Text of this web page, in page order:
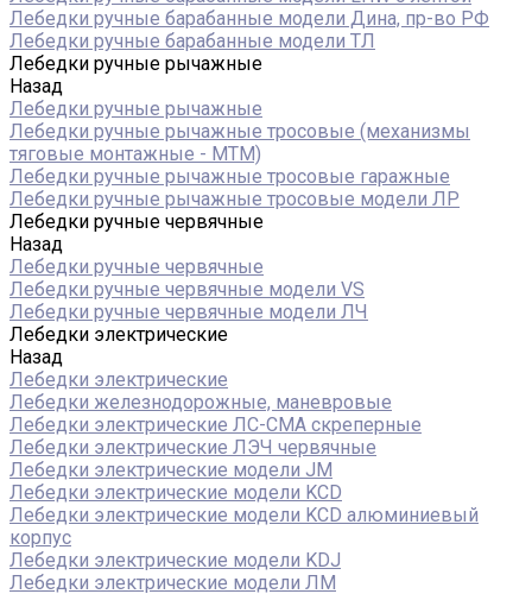
Лебедки ручные барабанные модели Дина, пр-во РФ
Лебедки ручные барабанные модели ТЛ
Лебедки ручные рычажные
Назад
Лебедки ручные рычажные
Лебедки ручные рычажные тросовые (механизмы
тяговые монтажные - МТМ)
Лебедки ручные рычажные тросовые гаражные
Лебедки ручные рычажные тросовые модели ЛР
Лебедки ручные червячные
Назад
Лебедки ручные червячные
Лебедки ручные червячные модели VS
Лебедки ручные червячные модели ЛЧ
Лебедки электрические
Назад
Лебедки электрические
Лебедки железнодорожные, маневровые
Лебедки электрические ЛС-СМА скреперные
Лебедки электрические ЛЭЧ червячные
Лебедки электрические модели JM
Лебедки электрические модели KCD
Лебедки электрические модели KCD алюминиевый
корпус
Лебедки электрические модели KDJ
Лебедки электрические модели ЛМ